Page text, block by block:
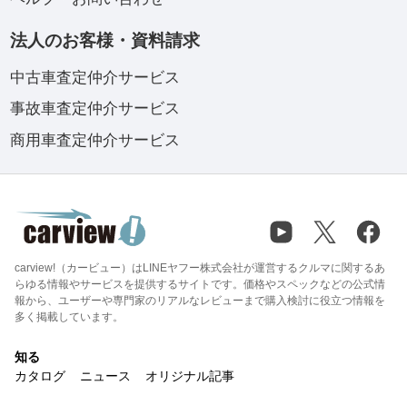
法人のお客様・資料請求
中古車査定仲介サービス
事故車査定仲介サービス
商用車査定仲介サービス
carview!（カービュー）はLINEヤフー株式会社が運営するクルマに関するあ
らゆる情報やサービスを提供するサイトです。価格やスペックなどの公式情
報から、ユーザーや専門家のリアルなレビューまで購入検討に役立つ情報を
多く掲載しています。
知る
カタログ
ニュース オリジナル記事